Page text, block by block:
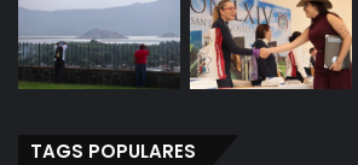
TAGS POPULARES